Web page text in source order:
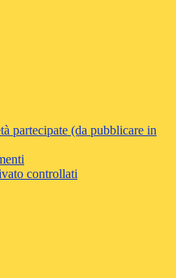
partecipate (da pubblicare in
controllati